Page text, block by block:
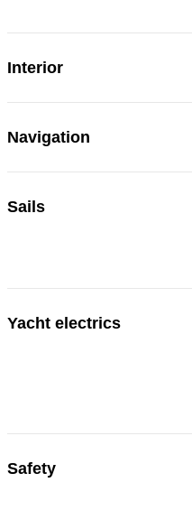
Interior
Navigation
Sails
Yacht electrics
Safety